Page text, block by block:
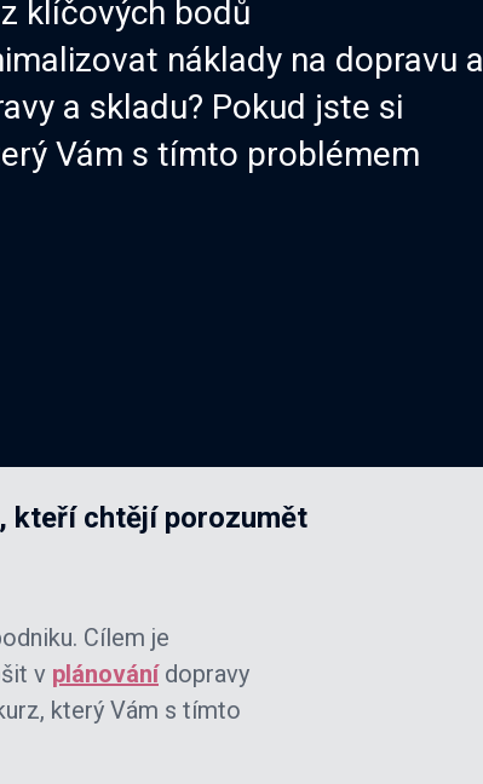
klíčových bodů
náklady na dopravu a
a skladu? Pokud jste si
Vám s tímto problémem
kteří chtějí porozumět
Cílem je
v plánovánídopravy
který Vám s tímto